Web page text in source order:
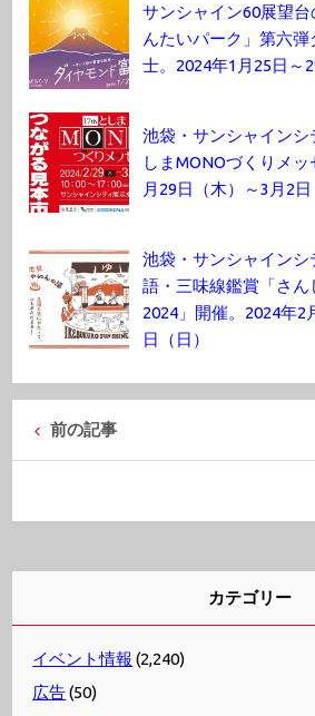
サンシャイン60展望
んたいパーク」第六弾
士。2024年1月25日～
池袋・サンシャインシ
しまMONOづくりメ
月29日（木）～3月2日
池袋・サンシャインシ
語・三味線鑑賞「さん
2024」開催。2024年2
日（日）
前の記事
カテゴリー
イベント情報 (2,240)
広告(50)